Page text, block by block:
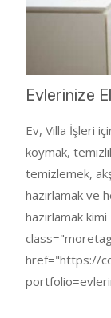
Evlerinize
Ev, Villa İşleri
koymak,
temizlemek,
hazırlamak ve
hazırlamak
href="https://